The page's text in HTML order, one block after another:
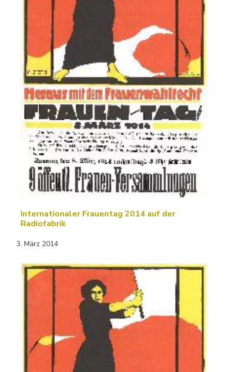
Internationaler Frauentag 2014 auf der
Radiofabrik
3. März 2014